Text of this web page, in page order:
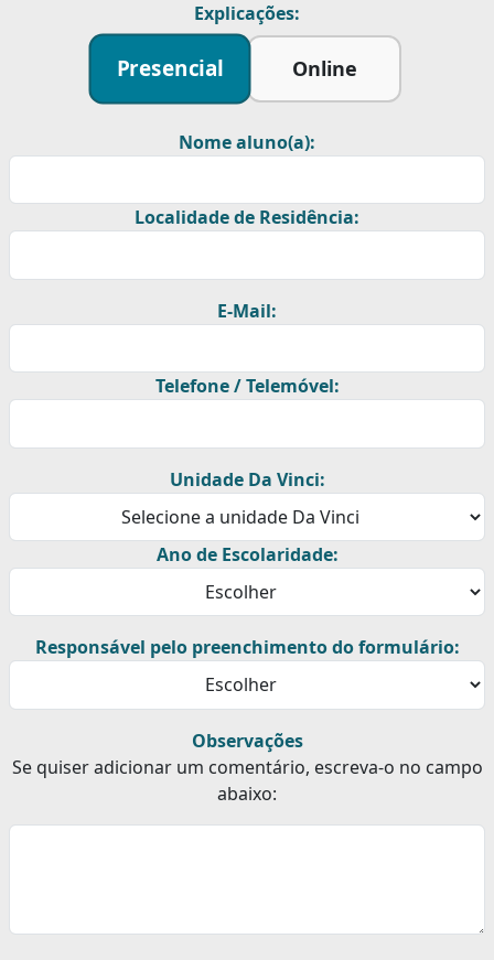
Explicações:
Presencial Online
Nome aluno(a):
Localidade de Residência:
E-Mail:
Telefone / Telemóvel:
Unidade Da Vinci:
Ano de Escolaridade:
Responsável pelo preenchimento do formulário:
Observações
Se quiser adicionar um comentário, escreva-o no campo
abaixo: